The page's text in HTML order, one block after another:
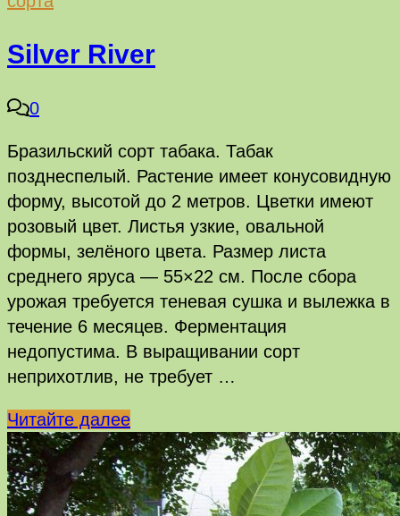
Silver River
0
Бразильский сорт табака. Табак
позднеспелый. Растение имеет конусовидную
форму, высотой до 2 метров. Цветки имеют
розовый цвет. Листья узкие, овальной
формы, зелёного цвета. Размер листа
среднего яруса — 55×22 см. После сбора
урожая требуется теневая сушка и вылежка в
течение 6 месяцев. Ферментация
недопустима. В выращивании сорт
неприхотлив, не требует …
Silver
River
Читайте далее